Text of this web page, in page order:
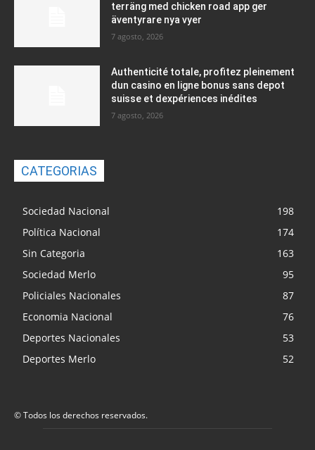
terräng med chicken road app ger
äventyrare nya vyer
7 agosto, 2026
Authenticité totale, profitez pleinement
dun casino en ligne bonus sans depot
suisse et dexpériences inédites
7 agosto, 2026
CATEGORIAS
Sociedad Nacional
198
Política Nacional
174
Sin Categoria
163
Sociedad Merlo
95
Policiales Nacionales
87
Economia Nacional
76
Deportes Nacionales
53
Deportes Merlo
52
© Todos los derechos reservados.